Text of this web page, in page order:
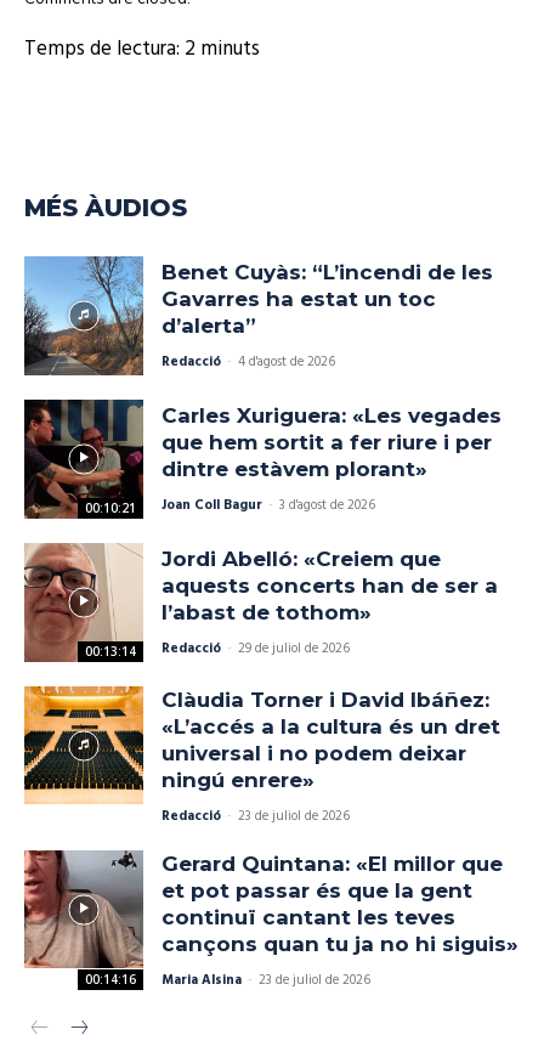
Temps de lectura: 2minuts
MÉS ÀUDIOS
Benet Cuyàs: “L’incendi de les
Gavarres ha estat un toc
d’alerta”
Redacció - 4 d'agost de 2026
00:10:21
Carles Xuriguera: «Les vegades
que hem sortit a fer riure i per
dintre estàvem plorant»
Joan Coll Bagur - 3 d'agost de 2026
00:13:14
Jordi Abelló: «Creiem que
aquests concerts han de ser a
l’abast de tothom»
Redacció - 29 de juliol de 2026
Clàudia Torner i David Ibáñez:
«L’accés a la cultura és un dret
universal i no podem deixar
ningú enrere»
Redacció - 23 de juliol de 2026
00:14:16
Gerard Quintana: «El millor que
et pot passar és que la gent
continuï cantant les teves
cançons quan tu ja no hi siguis»
Maria Alsina - 23 de juliol de 2026